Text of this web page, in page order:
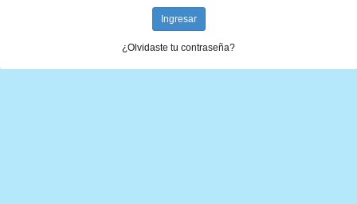
¿Olvidaste tu contraseña?